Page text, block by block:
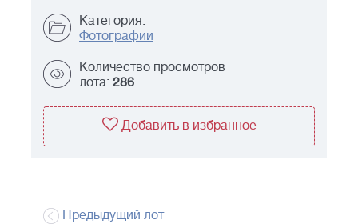
Категория:
Фотографии
Количество просмотров
лота: 286
Добавить в избранное
Предыдущий лот